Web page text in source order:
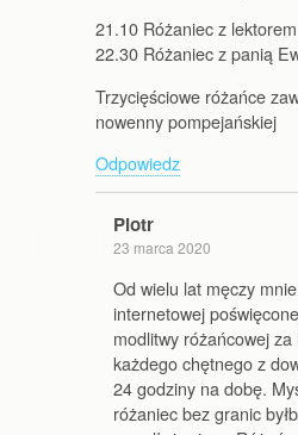
21.10 Różaniec z
22.30 Różaniec z panią
Trzycięściowe różańce
nowenny pompejańskiej
Odpowiedz
Piotr
23 marca 2020
Od wielu lat męczy
internetowej
modlitwy różańcowej
każdego chętnego z
24 godziny na dobę.
różaniec bez granic